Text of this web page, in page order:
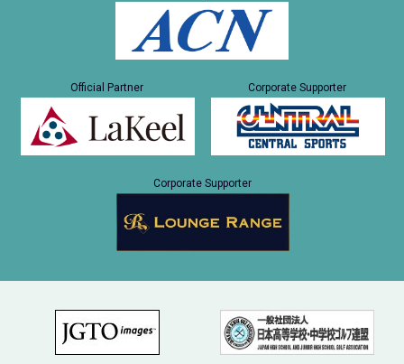
Official Partner Corporate Supporter
Corporate Supporter